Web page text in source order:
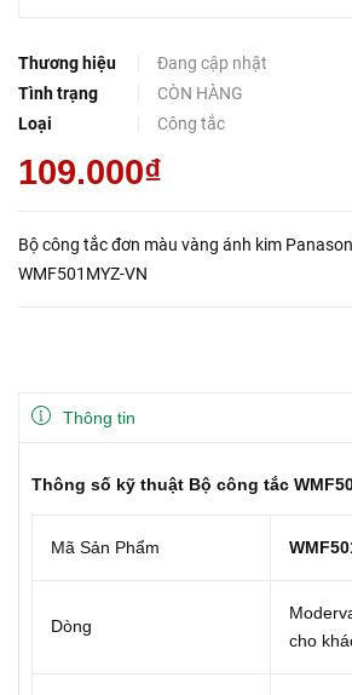
Thương hiệu
Đang cập nhật
Tình trạng
CÒN HÀNG
Loại
Công tắc
109.000₫
Bộ công tắc đơn màu vàng ánh kim
WMF501MYZ-VN
Thông tin
Thông số kỹ thuật Bộ công tắc
Mã Sản Phẩm
Dòng
cho